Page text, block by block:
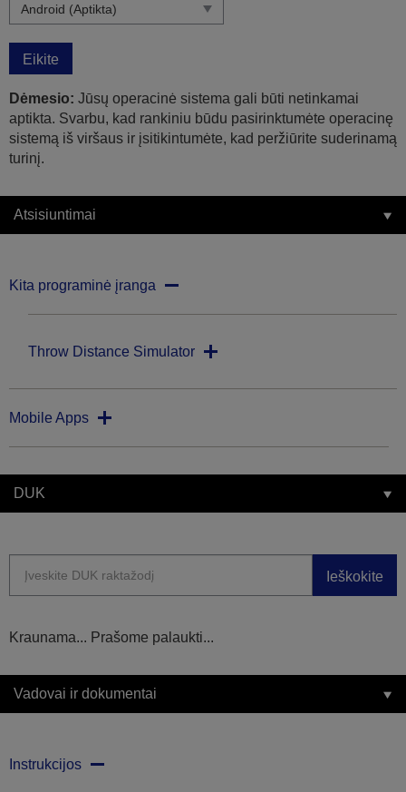
Eikite
Dėmesio: Jūsų operacinė sistema gali būti netinkamai
aptikta. Svarbu, kad rankiniu būdu pasirinktumėte operacinę
sistemą iš viršaus ir įsitikintumėte, kad peržiūrite suderinamą
turinį.
Atsisiuntimai
Kita programinė įranga
Throw Distance Simulator
Mobile Apps
DUK
Ieškokite
Kraunama... Prašome palaukti...
Vadovai ir dokumentai
Instrukcijos